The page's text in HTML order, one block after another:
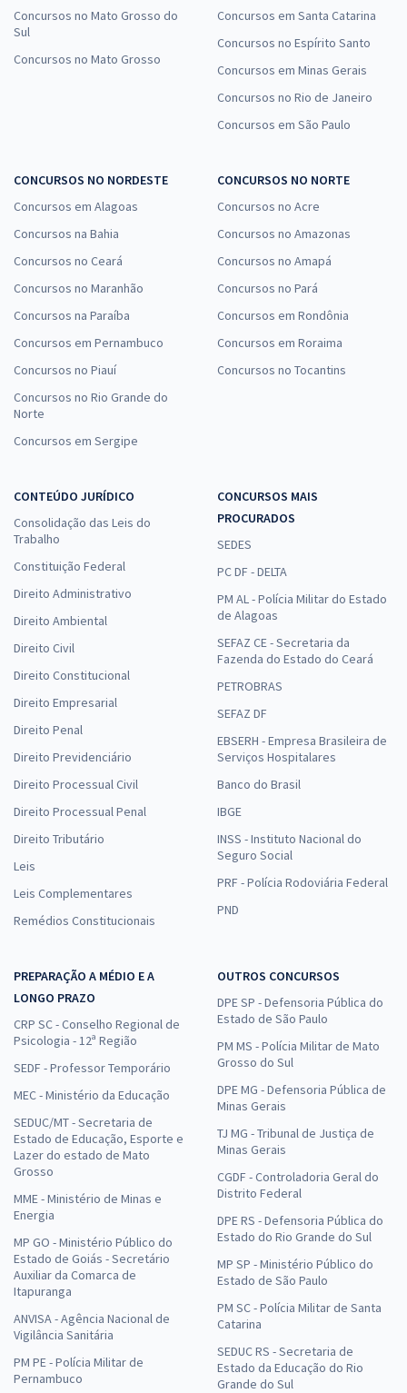
Concursos no Mato Grosso do
Sul
Concursos no Mato Grosso
Concursos em Santa Catarina
Concursos no Espírito Santo
Concursos em Minas Gerais
Concursos no Rio de Janeiro
Concursos em São Paulo
CONCURSOS NO NORDESTE
Concursos em Alagoas
Concursos na Bahia
Concursos no Ceará
Concursos no Maranhão
Concursos na Paraíba
Concursos em Pernambuco
Concursos no Piauí
Concursos no Rio Grande do
Norte
Concursos em Sergipe
CONCURSOS NO NORTE
Concursos no Acre
Concursos no Amazonas
Concursos no Amapá
Concursos no Pará
Concursos em Rondônia
Concursos em Roraima
Concursos no Tocantins
CONTEÚDO JURÍDICO
Consolidação das Leis do
Trabalho
Constituição Federal
Direito Administrativo
Direito Ambiental
Direito Civil
Direito Constitucional
Direito Empresarial
Direito Penal
Direito Previdenciário
Direito Processual Civil
Direito Processual Penal
Direito Tributário
Leis
Leis Complementares
Remédios Constitucionais
CONCURSOS MAIS
PROCURADOS
SEDES
PC DF - DELTA
PM AL - Polícia Militar do Estado
de Alagoas
SEFAZ CE - Secretaria da
Fazenda do Estado do Ceará
PETROBRAS
SEFAZ DF
EBSERH - Empresa Brasileira de
Serviços Hospitalares
Banco do Brasil
IBGE
INSS - Instituto Nacional do
Seguro Social
PRF - Polícia Rodoviária Federal
PND
PREPARAÇÃO A MÉDIO E A
LONGO PRAZO
CRP SC - Conselho Regional de
Psicologia - 12ª Região
SEDF - Professor Temporário
MEC - Ministério da Educação
SEDUC/MT - Secretaria de
Estado de Educação, Esporte e
Lazer do estado de Mato
Grosso
MME - Ministério de Minas e
Energia
MP GO - Ministério Público do
Estado de Goiás - Secretário
Auxiliar da Comarca de
Itapuranga
ANVISA - Agência Nacional de
Vigilância Sanitária
PM PE - Polícia Militar de
Pernambuco
OUTROS CONCURSOS
DPE SP - Defensoria Pública do
Estado de São Paulo
PM MS - Polícia Militar de Mato
Grosso do Sul
DPE MG - Defensoria Pública de
Minas Gerais
TJ MG - Tribunal de Justiça de
Minas Gerais
CGDF - Controladoria Geral do
Distrito Federal
DPE RS - Defensoria Pública do
Estado do Rio Grande do Sul
MP SP - Ministério Público do
Estado de São Paulo
PM SC - Polícia Militar de Santa
Catarina
SEDUC RS - Secretaria de
Estado da Educação do Rio
Grande do Sul